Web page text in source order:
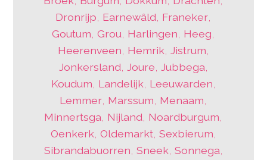
Dronrijp Earnewâld Franeker
Goutum ,Grou Harlingen Heeg
Heerenveen Hemrik Jistrum
Jonkersland Joure Jubbega
Koudum Landelijk Leeuwarden
Lemmer Marssum Menaam
Minnertsga Nijland Noardburgum
Oenkerk Oldemarkt, Sexbierum
Sibrandabuorren Sneek Sonnega